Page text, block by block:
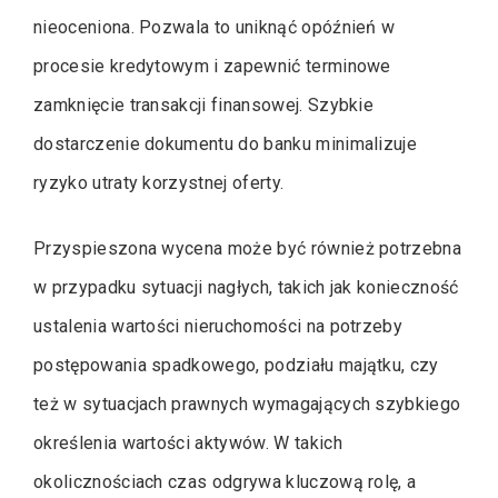
nieoceniona. Pozwala to uniknąć opóźnień w
procesie kredytowym i zapewnić terminowe
zamknięcie transakcji finansowej. Szybkie
dostarczenie dokumentu do banku minimalizuje
ryzyko utraty korzystnej oferty.
Przyspieszona wycena może być również potrzebna
w przypadku sytuacji nagłych, takich jak konieczność
ustalenia wartości nieruchomości na potrzeby
postępowania spadkowego, podziału majątku, czy
też w sytuacjach prawnych wymagających szybkiego
określenia wartości aktywów. W takich
okolicznościach czas odgrywa kluczową rolę, a